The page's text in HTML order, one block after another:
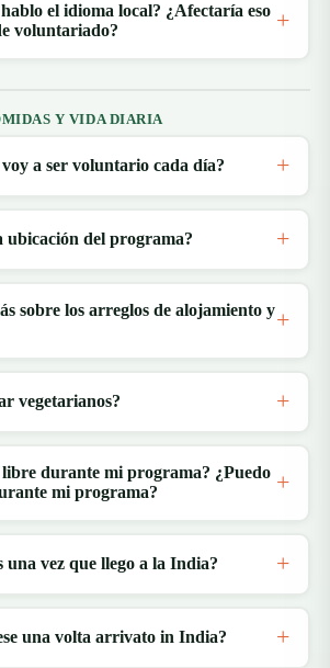
el idioma local? ¿Afectaría eso
voluntariado?
Y VIDA DIARIA
a ser voluntario cada día?
ubicación del programa?
sobre los arreglos de alojamiento y
vegetarianos?
durante mi programa? ¿Puedo
mi programa?
una vez que llego a la India?
una volta arrivato in India?